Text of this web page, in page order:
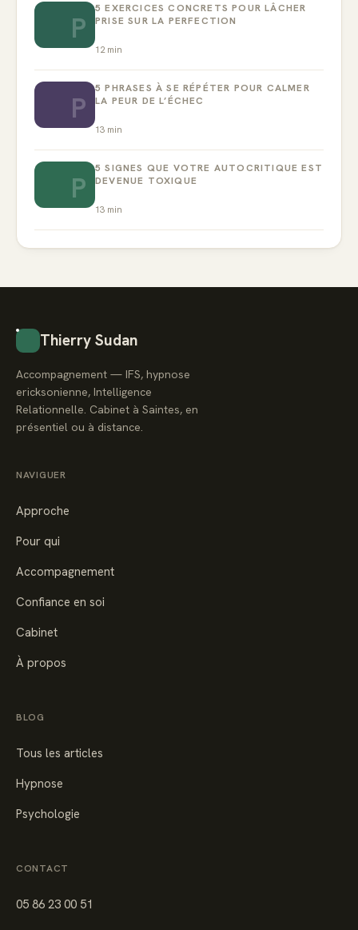
P
5 EXERCICES CONCRETS POUR LÂCHER
PRISE SUR LA PERFECTION
12 min
P
5 PHRASES À SE RÉPÉTER POUR CALMER
LA PEUR DE L’ÉCHEC
13 min
P
5 SIGNES QUE VOTRE AUTOCRITIQUE EST
DEVENUE TOXIQUE
13 min
Thierry Sudan
Accompagnement — IFS, hypnose
ericksonienne, Intelligence
Relationnelle. Cabinet à Saintes, en
présentiel ou à distance.
NAVIGUER
Approche
Pour qui
Accompagnement
Confiance en soi
Cabinet
À propos
BLOG
Tous les articles
Hypnose
Psychologie
CONTACT
05 86 23 00 51